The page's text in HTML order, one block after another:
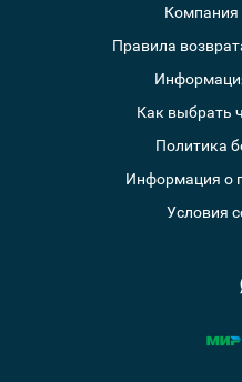
Компания
Правила
Как выбрать
Политика
Информация о
Условия